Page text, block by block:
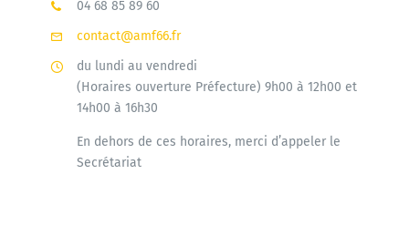
04 68 85 89 60
contact@amf66.fr
du lundi au vendredi
(Horaires ouverture Préfecture) 9h00 à 12h00 et
14h00 à 16h30
En dehors de ces horaires, merci d’appeler le
Secrétariat